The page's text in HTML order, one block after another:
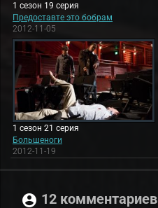
1 сезон 19 серия
Предоставте это бобрам
2012-11-05
1 сезон 21 серия
Большеноги
2012-11-19
12 комментариев